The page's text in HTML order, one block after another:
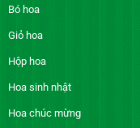
Bó hoa
Giỏ hoa
Hộp hoa
Hoa sinh nhật
Hoa chúc mừng